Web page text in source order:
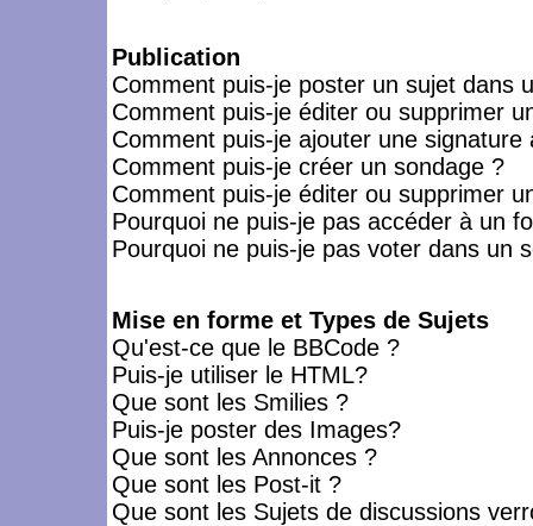
Publication
Comment puis-je poster un sujet dans
Comment puis-je éditer ou supprimer
Comment puis-je ajouter une signature
Comment puis-je créer un sondage ?
Comment puis-je éditer ou supprimer
Pourquoi ne puis-je pas accéder à un
Pourquoi ne puis-je pas voter dans un
Mise en forme et Types de Sujets
Qu'est-ce que le BBCode ?
Puis-je utiliser le HTML?
Que sont les Smilies ?
Puis-je poster des Images?
Que sont les Annonces ?
Que sont les Post-it ?
Que sont les Sujets de discussions